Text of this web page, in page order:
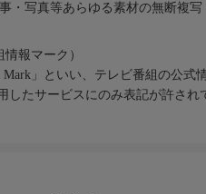
・写真等あらゆる素材の無断複写
報マーク）
」といい、テレビ番組の公式
したサービスにのみ表記が許され